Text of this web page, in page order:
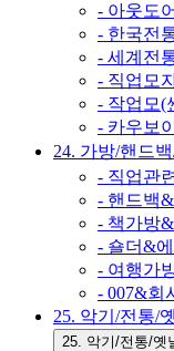
- 아웃도
- 한국전
- 세계전
- 직업모
- 작업모(
- 카우보
24. 가방/핸드
- 직업관
- 핸드백&
- 책가방
- 숄더&
- 여행가
- 007&회
25. 악기/전통/
25. 악기/전통/옛